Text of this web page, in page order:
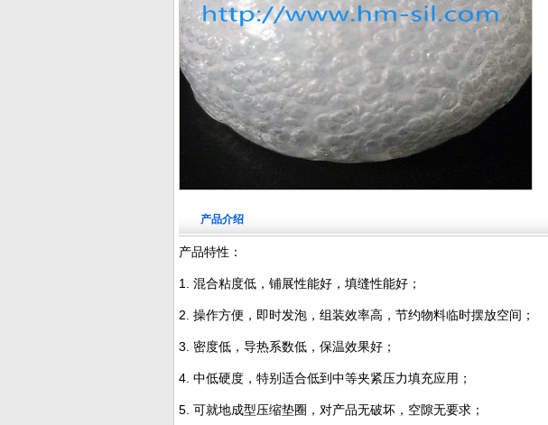
产品介绍
产品特性：
1. 混合粘度低，铺展性能好，填缝性能好；
2. 操作方便，即时发泡，组装效率高，节约物料临时摆放空间；
3. 密度低，导热系数低，保温效果好；
4. 中低硬度，特别适合低到中等夹紧压力填充应用；
5. 可就地成型压缩垫圈，对产品无破坏，空隙无要求；